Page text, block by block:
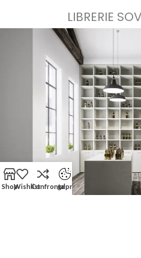
LIBRERIE
ShopWishlistConfrontagdpr